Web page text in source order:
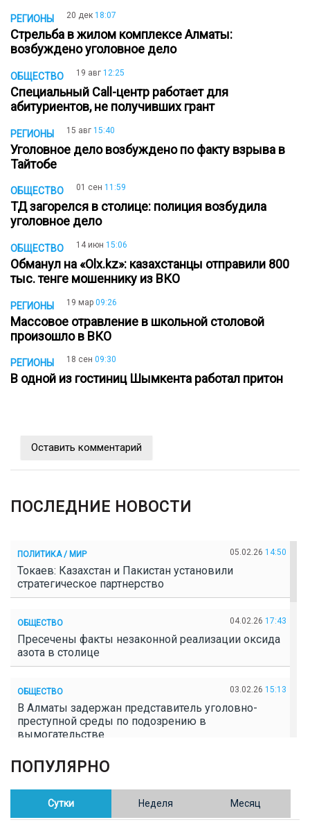
РЕГИОНЫ 20 дек 18:07
Стрельба в жилом комплексе Алматы:
возбуждено уголовное дело
ОБЩЕСТВО 19 авг 12:25
Специальный Call-центр работает для
абитуриентов, не получивших грант
РЕГИОНЫ 15 авг 15:40
Уголовное дело возбуждено по факту взрыва в
Тайтобе
ОБЩЕСТВО 01 сен 11:59
ТД загорелся в столице: полиция возбудила
уголовное дело
ОБЩЕСТВО 14 июн 15:06
Обманул на «Olx.kz»: казахстанцы отправили 800
тыс. тенге мошеннику из ВКО
РЕГИОНЫ 19 мар 09:26
Массовое отравление в школьной столовой
произошло в ВКО
РЕГИОНЫ 18 сен 09:30
В одной из гостиниц Шымкента работал притон
Оставить комментарий
ПОСЛЕДНИЕ НОВОСТИ
ПОЛИТИКА / МИР 05.02.26 14:50
Токаев: Казахстан и Пакистан установили
стратегическое партнерство
ОБЩЕСТВО 04.02.26 17:43
Пресечены факты незаконной реализации оксида
азота в столице
ОБЩЕСТВО 03.02.26 15:13
В Алматы задержан представитель уголовно-
преступной среды по подозрению в
вымогательстве
ОБЩЕСТВО
Полицейские пресекли незаконное выращивание
конопли в Таразе
ПОПУЛЯРНО
Сутки Неделя Месяц